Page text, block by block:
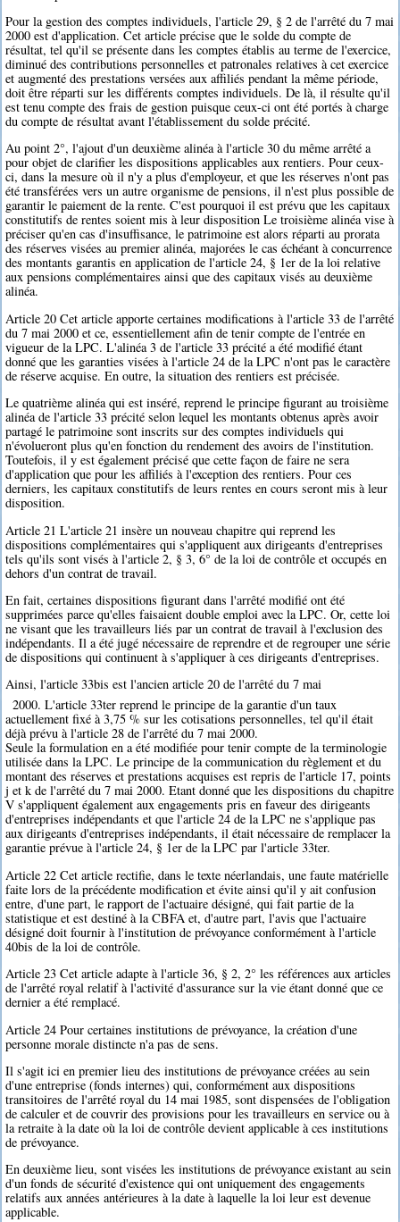
Pour la gestion des comptes individuels, l'article 29, § 2 de l'arrêté du 7 mai
2000 est d'application. Cet article précise que le solde du compte de
résultat, tel qu'il se présente dans les comptes établis au terme de l'exercice,
diminué des contributions personnelles et patronales relatives à cet exercice
et augmenté des prestations versées aux affiliés pendant la même période,
doit être réparti sur les différents comptes individuels. De là, il résulte qu'il
est tenu compte des frais de gestion puisque ceux-ci ont été portés à charge
du compte de résultat avant l'établissement du solde précité.
Au point 2°, l'ajout d'un deuxième alinéa à l'article 30 du même arrêté a
pour objet de clarifier les dispositions applicables aux rentiers. Pour ceux-
ci, dans la mesure où il n'y a plus d'employeur, et que les réserves n'ont pas
été transférées vers un autre organisme de pensions, il n'est plus possible de
garantir le paiement de la rente. C'est pourquoi il est prévu que les capitaux
constitutifs de rentes soient mis à leur disposition Le troisième alinéa vise à
préciser qu'en cas d'insuffisance, le patrimoine est alors réparti au prorata
des réserves visées au premier alinéa, majorées le cas échéant à concurrence
des montants garantis en application de l'article 24, § 1er de la loi relative
aux pensions complémentaires ainsi que des capitaux visés au deuxième
alinéa.
Article 20 Cet article apporte certaines modifications à l'article 33 de l'arrêté
du 7 mai 2000 et ce, essentiellement afin de tenir compte de l'entrée en
vigueur de la LPC. L'alinéa 3 de l'article 33 précité a été modifié étant
donné que les garanties visées à l'article 24 de la LPC n'ont pas le caractère
de réserve acquise. En outre, la situation des rentiers est précisée.
Le quatrième alinéa qui est inséré, reprend le principe figurant au troisième
alinéa de l'article 33 précité selon lequel les montants obtenus après avoir
partagé le patrimoine sont inscrits sur des comptes individuels qui
n'évolueront plus qu'en fonction du rendement des avoirs de l'institution.
Toutefois, il y est également précisé que cette façon de faire ne sera
d'application que pour les affiliés à l'exception des rentiers. Pour ces
derniers, les capitaux constitutifs de leurs rentes en cours seront mis à leur
disposition.
Article 21 L'article 21 insère un nouveau chapitre qui reprend les
dispositions complémentaires qui s'appliquent aux dirigeants d'entreprises
tels qu'ils sont visés à l'article 2, § 3, 6° de la loi de contrôle et occupés en
dehors d'un contrat de travail.
En fait, certaines dispositions figurant dans l'arrêté modifié ont été
supprimées parce qu'elles faisaient double emploi avec la LPC. Or, cette loi
ne visant que les travailleurs liés par un contrat de travail à l'exclusion des
indépendants. Il a été jugé nécessaire de reprendre et de regrouper une série
de dispositions qui continuent à s'appliquer à ces dirigeants d'entreprises.
Ainsi, l'article 33bis est l'ancien article 20 de l'arrêté du 7 mai
2000. L'article 33ter reprend le principe de la garantie d'un taux
actuellement fixé à 3,75 % sur les cotisations personnelles, tel qu'il était
déjà prévu à l'article 28 de l'arrêté du 7 mai 2000.
Seule la formulation en a été modifiée pour tenir compte de la terminologie
utilisée dans la LPC. Le principe de la communication du règlement et du
montant des réserves et prestations acquises est repris de l'article 17, points
j et k de l'arrêté du 7 mai 2000. Etant donné que les dispositions du chapitre
V s'appliquent également aux engagements pris en faveur des dirigeants
d'entreprises indépendants et que l'article 24 de la LPC ne s'applique pas
aux dirigeants d'entreprises indépendants, il était nécessaire de remplacer la
garantie prévue à l'article 24, § 1er de la LPC par l'article 33ter.
Article 22 Cet article rectifie, dans le texte néerlandais, une faute matérielle
faite lors de la précédente modification et évite ainsi qu'il y ait confusion
entre, d'une part, le rapport de l'actuaire désigné, qui fait partie de la
statistique et est destiné à la CBFA et, d'autre part, l'avis que l'actuaire
désigné doit fournir à l'institution de prévoyance conformément à l'article
40bis de la loi de contrôle.
Article 23 Cet article adapte à l'article 36, § 2, 2° les références aux articles
de l'arrêté royal relatif à l'activité d'assurance sur la vie étant donné que ce
dernier a été remplacé.
Article 24 Pour certaines institutions de prévoyance, la création d'une
personne morale distincte n'a pas de sens.
Il s'agit ici en premier lieu des institutions de prévoyance créées au sein
d'une entreprise (fonds internes) qui, conformément aux dispositions
transitoires de l'arrêté royal du 14 mai 1985, sont dispensées de l'obligation
de calculer et de couvrir des provisions pour les travailleurs en service ou à
la retraite à la date où la loi de contrôle devient applicable à ces institutions
de prévoyance.
En deuxième lieu, sont visées les institutions de prévoyance existant au sein
d'un fonds de sécurité d'existence qui ont uniquement des engagements
relatifs aux années antérieures à la date à laquelle la loi leur est devenue
applicable.